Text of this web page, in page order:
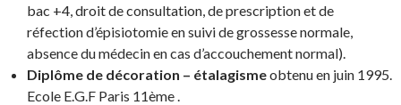
bac +4, droit de consultation, de prescription et de
réfection d’épisiotomie en suivi de grossesse normale,
absence du médecin en cas d’accouchement normal).
Diplôme de décoration – étalagismeobtenu en juin 1995.
Ecole E.G.F Paris 11ème .